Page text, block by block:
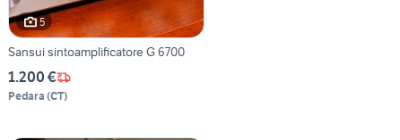
5
Sansui sintoamplificatore G 6700
1.200 €
Pedara (CT)